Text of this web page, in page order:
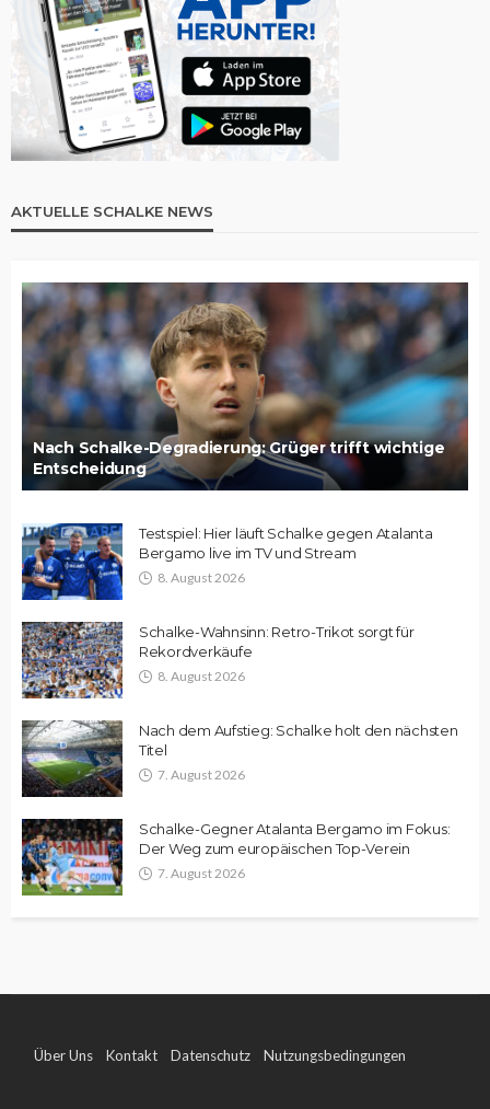
AKTUELLE SCHALKE NEWS
Nach Schalke-Degradierung: Grüger trifft wichtige
Entscheidung
Testspiel: Hier läuft Schalke gegen Atalanta
Bergamo live im TV und Stream
8. August 2026
Schalke-Wahnsinn: Retro-Trikot sorgt für
Rekordverkäufe
8. August 2026
Nach dem Aufstieg: Schalke holt den nächsten
Titel
7. August 2026
Schalke-Gegner Atalanta Bergamo im Fokus:
Der Weg zum europäischen Top-Verein
7. August 2026
Über Uns Kontakt Datenschutz Nutzungsbedingungen